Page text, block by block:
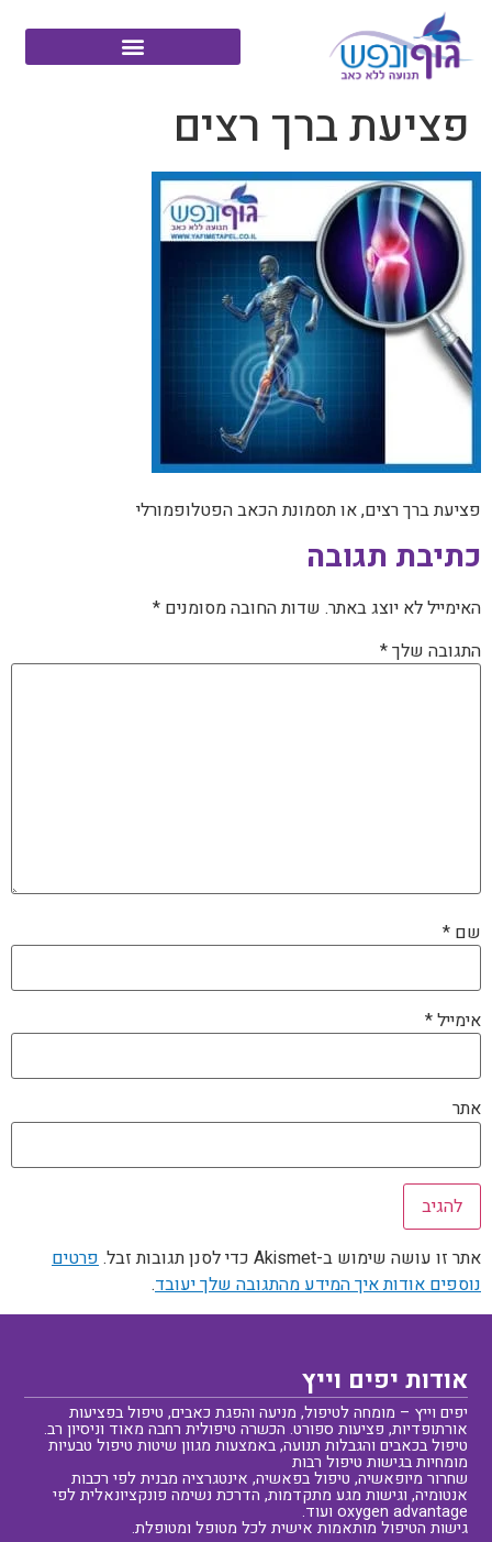
פציעת ברך רצים
פציעת ברך רצים, או תסמונת הכאב הפטלופמורלי
כתיבת תגובה
האימייל לא יוצג באתר. שדות החובה מסומנים *
התגובה שלך*
שם *
אימייל*
אתר
אתר זו עושה שימוש ב-Akismet כדי לסנן תגובות זבל.
פרטים
נוספים אודות איך המידע מהתגובה שלך יעובד.
אודות יפים וייץ
יפים וייץ – מומחה לטיפול, מניעה והפגת כאבים, טיפול בפציעות
אורתופדיות, פציעות ספורט. הכשרה טיפולית רחבה מאוד וניסיון רב.
טיפול בכאבים והגבלות תנועה, באמצעות מגוון שיטות טיפול טבעיות
מומחיות בגישות טיפול רבות
שחרור מיופאשיה, טיפול בפאשיה, אינטגרציה מבנית לפי רכבות
אנטומיה, וגישות מגע מתקדמות, הדרכת נשימה פונקציונאלית לפי
oxygen advantage ועוד.
גישות הטיפול מותאמות אישית לכל מטופל ומטופלת.